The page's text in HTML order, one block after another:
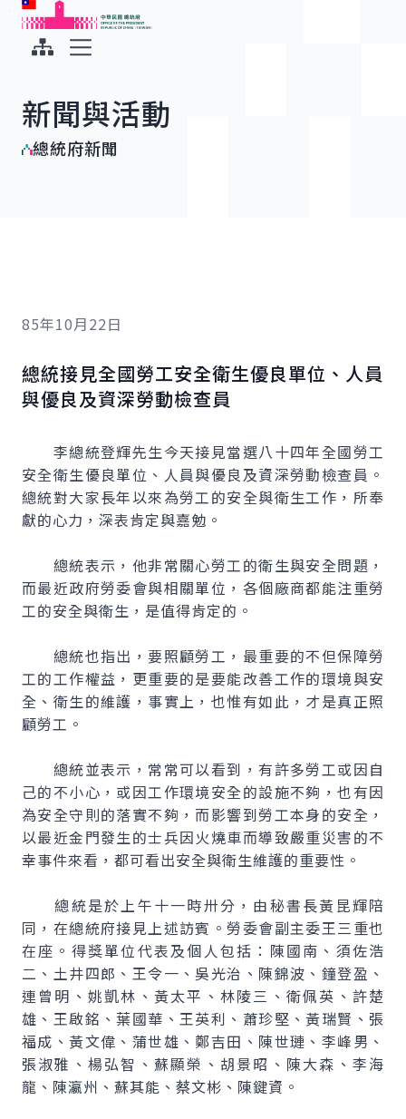
跳到主要內容
中華民國總統府
新聞與活動
總統府新聞
85年10月22日
總統接見全國勞工安全衛生優良單位、人員
與優良及資深勞動檢查員
李總統登輝先生今天接見當選八十四年全國勞工
安全衛生優良單位、人員與優良及資深勞動檢查員。
總統對大家長年以來為勞工的安全與衛生工作，所奉
獻的心力，深表肯定與嘉勉。
總統表示，他非常關心勞工的衛生與安全問題，
而最近政府勞委會與相關單位，各個廠商都能注重勞
工的安全與衛生，是值得肯定的。
總統也指出，要照顧勞工，最重要的不但保障勞
工的工作權益，更重要的是要能改善工作的環境與安
全、衛生的維護，事實上，也惟有如此，才是真正照
顧勞工。
總統並表示，常常可以看到，有許多勞工或因自
己的不小心，或因工作環境安全的設施不夠，也有因
為安全守則的落實不夠，而影響到勞工本身的安全，
以最近金門發生的士兵因火燒車而導致嚴重災害的不
幸事件來看，都可看出安全與衛生維護的重要性。
總統是於上午十一時卅分，由秘書長黃昆輝陪
同，在總統府接見上述訪賓。勞委會副主委王三重也
在座。得獎單位代表及個人包括：陳國南、須佐浩
二、土井四郎、王令一、吳光治、陳錦波、鐘登盈、
連曾明、姚凱林、黃太平、林陵三、衛佩英、許楚
雄、王啟銘、葉國華、王英利、蕭珍堅、黃瑞賢、張
福成、黃文偉、蒲世雄、鄭吉田、陳世璉、李峰男、
張淑雅、楊弘智、蘇顯榮、胡景昭、陳大森、李海
龍、陳瀛州、蘇其能、蔡文彬、陳鍵資。